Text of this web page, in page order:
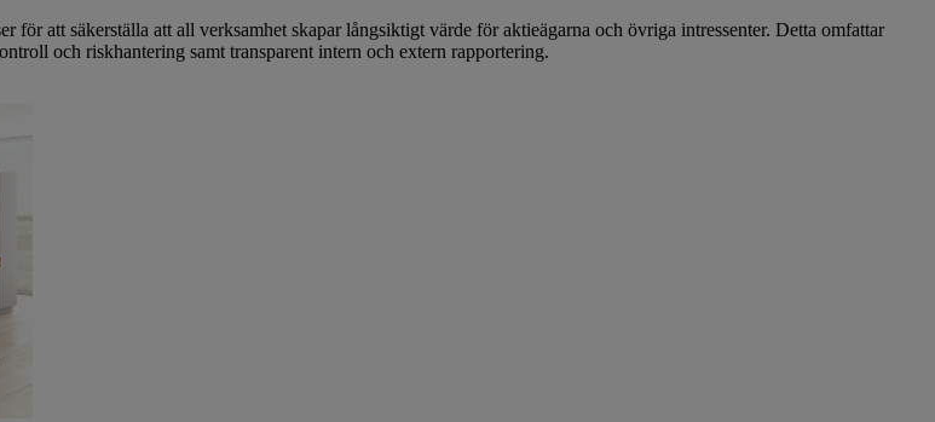
för att säkerställa att all verksamhet skapar långsiktigt värde för aktieägarna och övriga intressenter. Detta omfattar
och riskhantering samt transparent intern och extern rapportering.